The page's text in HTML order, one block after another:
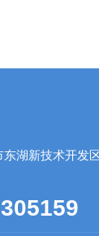
湖新技术开发